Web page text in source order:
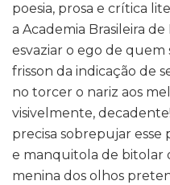
poesia, prosa e crítica
a Academia Brasileira de
esvaziar o ego de
frisson da indicação de
no torcer o nariz aos
visivelmente,
precisa sobrepujar
e manquitola de bitolar
menina dos olhos